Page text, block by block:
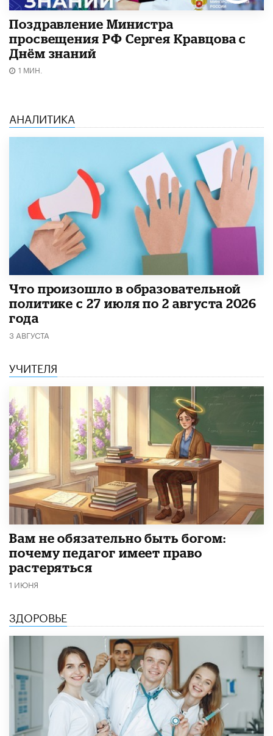
Поздравление Министра
просвещения РФ Сергея Кравцова с
Днём знаний
1 МИН.
АНАЛИТИКА
​Что произошло в образовательной
политике с 27 июля по 2 августа 2026
года
3 АВГУСТА
УЧИТЕЛЯ
​Вам не обязательно быть богом:
почему педагог имеет право
растеряться
1 ИЮНЯ
ЗДОРОВЬЕ